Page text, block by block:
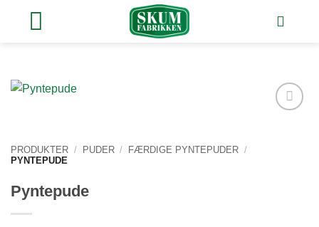
PRODUKTER / PUDER / FÆRDIGE PYNTEPUDER /
PYNTEPUDE
Pyntepude